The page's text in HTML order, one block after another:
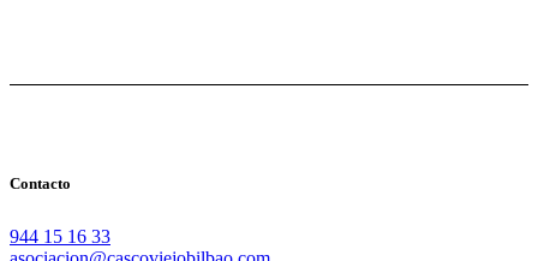
Contacto
944 15 16 33